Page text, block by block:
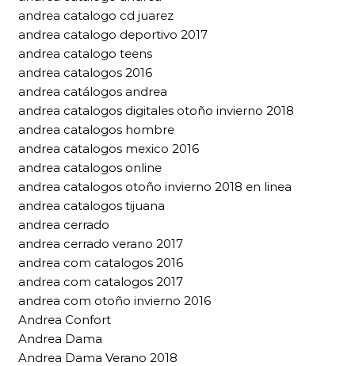
andrea catalogo cd juarez
andrea catalogo deportivo 2017
andrea catalogo teens
andrea catalogos 2016
andrea catálogos andrea
andrea catalogos digitales otoño invierno 2018
andrea catalogos hombre
andrea catalogos mexico 2016
andrea catalogos online
andrea catalogos otoño invierno 2018 en linea
andrea catalogos tijuana
andrea cerrado
andrea cerrado verano 2017
andrea com catalogos 2016
andrea com catalogos 2017
andrea com otoño invierno 2016
Andrea Confort
Andrea Dama
Andrea Dama Verano 2018